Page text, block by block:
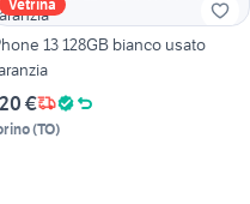
Vetrina
13 128GB bianco usato
€
(TO)